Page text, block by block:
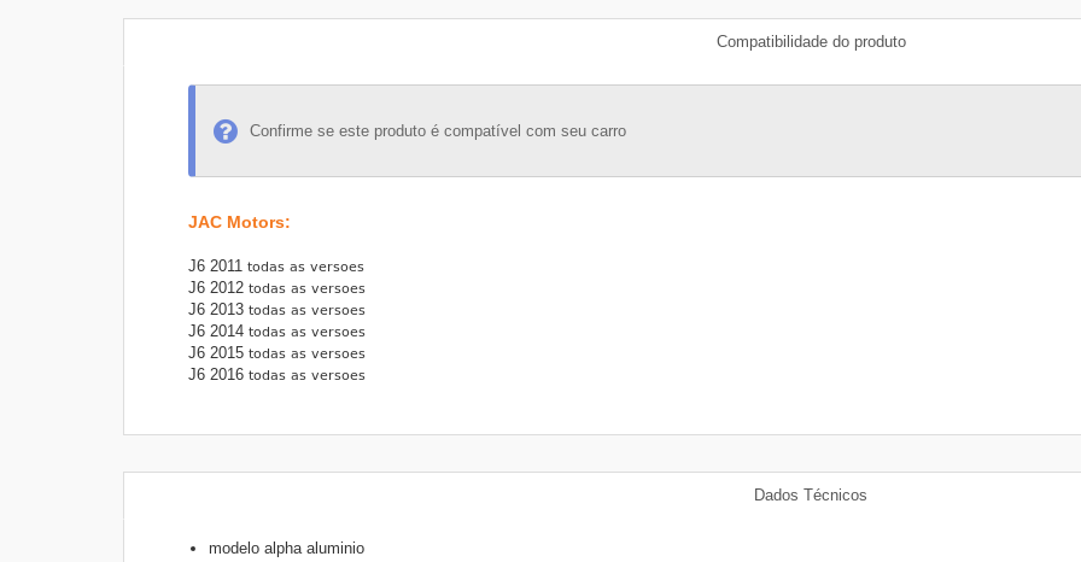
Compatibilidade do produto
Confirme se este produto é compatível com seu carro
JAC Motors:
J6 2011
J6 2012
J6 2013
J6 2014
J6 2015
J6 2016
Dados Técnicos
modelo alpha aluminio